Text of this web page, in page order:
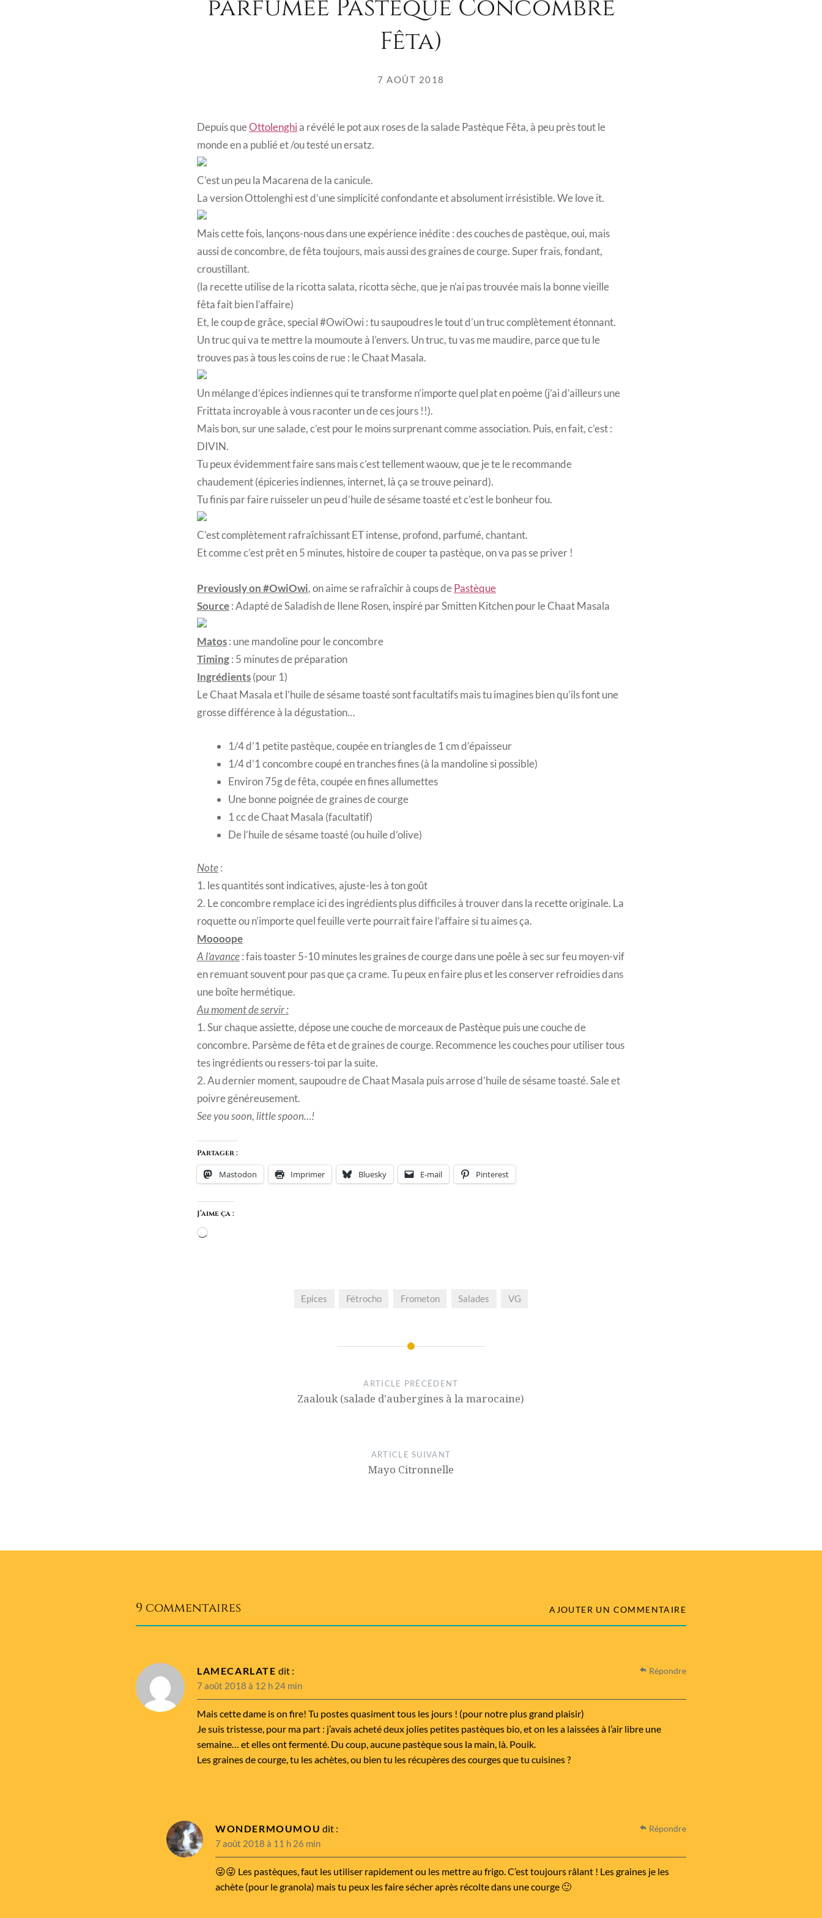
parfumée Pastèque Concombre
Fêta)
7 AOÛT 2018
Depuis queOttolenghia révélé le pot aux roses de la salade Pastèque Fêta, à peu près tout le
monde en a publié et /ou testé un ersatz.
C’est un peu la Macarena de la canicule.
La version Ottolenghi est d’une simplicité confondante et absolument irrésistible. We love it.
Mais cette fois, lançons-nous dans une expérience inédite : des couches de pastèque, oui, mais
aussi de concombre, de fêta toujours, mais aussi des graines de courge. Super frais, fondant,
croustillant.
(la recette utilise de la ricotta salata, ricotta sèche, que je n’ai pas trouvée mais la bonne vieille
fêta fait bien l’affaire)
Et, le coup de grâce, special #OwiOwi : tu saupoudres le tout d’un truc complètement étonnant.
Un truc qui va te mettre la moumoute à l’envers. Un truc, tu vas me maudire, parce que tu le
trouves pas à tous les coins de rue : le Chaat Masala.
Un mélange d’épices indiennes qui te transforme n’importe quel plat en poème (j’ai d’ailleurs une
Frittata incroyable à vous raconter un de ces jours !!).
Mais bon, sur une salade, c’est pour le moins surprenant comme association. Puis, en fait, c’est :
DIVIN.
Tu peux évidemment faire sans mais c’est tellement waouw, que je te le recommande
chaudement (épiceries indiennes, internet, là ça se trouve peinard).
Tu finis par faire ruisseler un peu d’huile de sésame toasté et c’est le bonheur fou.
C’est complètement rafraîchissant ET intense, profond, parfumé, chantant.
Et comme c’est prêt en 5 minutes, histoire de couper ta pastèque, on va pas se priver !
Previously on #OwiOwi, on aime se rafraîchir à coups dePastèque
Source: Adapté de Saladish de Ilene Rosen, inspiré par Smitten Kitchen pour le Chaat Masala
Matos: une mandoline pour le concombre
Timing: 5 minutes de préparation
Ingrédients(pour 1)
Le Chaat Masala et l’huile de sésame toasté sont facultatifs mais tu imagines bien qu’ils font une
grosse différence à la dégustation…
1/4 d’1 petite pastèque, coupée en triangles de 1 cm d’épaisseur
1/4 d’1 concombre coupé en tranches fines (à la mandoline si possible)
Environ 75g de fêta, coupée en fines allumettes
Une bonne poignée de graines de courge
1 cc de Chaat Masala (facultatif)
De l’huile de sésame toasté (ou huile d’olive)
Note:
1. les quantités sont indicatives, ajuste-les à ton goût
2. Le concombre remplace ici des ingrédients plus difficiles à trouver dans la recette originale. La
roquette ou n’importe quel feuille verte pourrait faire l’affaire si tu aimes ça.
Moooope
A l’avance: fais toaster 5-10 minutes les graines de courge dans une poêle à sec sur feu moyen-vif
en remuant souvent pour pas que ça crame. Tu peux en faire plus et les conserver refroidies dans
une boîte hermétique.
Au moment de servir :
1. Sur chaque assiette, dépose une couche de morceaux de Pastèque puis une couche de
concombre. Parsème de fêta et de graines de courge. Recommence les couches pour utiliser tous
tes ingrédients ou ressers-toi par la suite.
2. Au dernier moment, saupoudre de Chaat Masala puis arrose d’huile de sésame toasté. Sale et
poivre généreusement.
See you soon, little spoon…!
Partager :
Mastodon Imprimer Bluesky E-mail Pinterest
J’aime ça :
Chargement…
Epices Fétrocho Frometon Salades VG
ARTICLE PRÉCÉDENT
Zaalouk (salade d'aubergines à la marocaine)
ARTICLE SUIVANT
Mayo Citronnelle
9 commentaires AJOUTER UN COMMENTAIRE
LAMECARLATE dit :
7 août 2018 à 12 h 24 min
Mais cette dame is on fire! Tu postes quasiment tous les jours ! (pour notre plus grand plaisir)
Je suis tristesse, pour ma part : j’avais acheté deux jolies petites pastèques bio, et on les a laissées à l’air libre une
semaine… et elles ont fermenté. Du coup, aucune pastèque sous la main, là. Pouik.
Les graines de courge, tu les achètes, ou bien tu les récupères des courges que tu cuisines ?
Répondre
WONDERMOUMOU dit :
7 août 2018 à 11 h 26 min
😜😜 Les pastèques, faut les utiliser rapidement ou les mettre au frigo. C’est toujours râlant ! Les graines je les
achète (pour le granola) mais tu peux les faire sécher après récolte dans une courge 🙂
Répondre